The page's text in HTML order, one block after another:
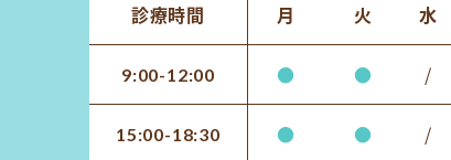
診療時間 月 火 水
9:00-12:00 ● ● /
15:00-18:30 ● ● /